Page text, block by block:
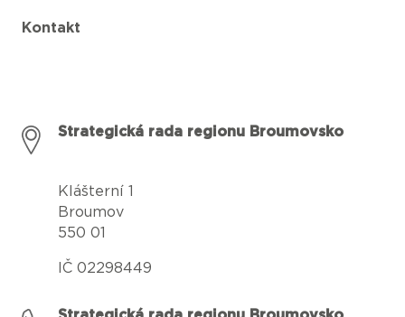
Kontakt
Strategická rada regionu Broumovsko
Klášterní 1
Broumov
550 01
IČ 02298449